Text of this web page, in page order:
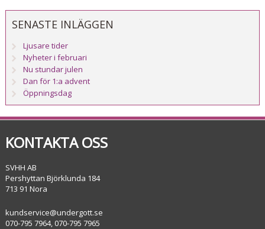
SENASTE INLÄGGEN
Ljusare tider
Nyheter i februari
Nu stundar julen
Dan för 1:a advent
Öppningsdag
KONTAKTA OSS
SVHH AB
Pershyttan Björklunda 184
713 91 Nora
kundservice@undergott.se
070-795 7964, 070-795 7965